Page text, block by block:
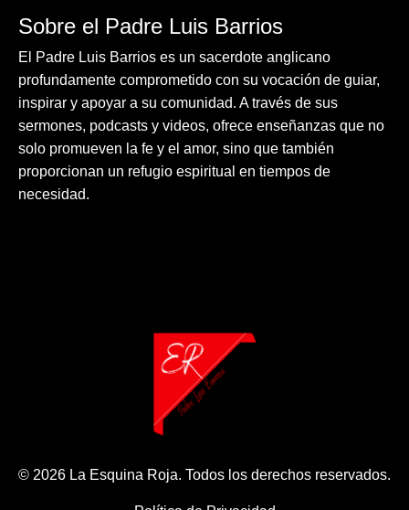
Sobre el Padre Luis Barrios
El Padre Luis Barrios es un sacerdote anglicano
profundamente comprometido con su vocación de guiar,
inspirar y apoyar a su comunidad. A través de sus
sermones, podcasts y videos, ofrece enseñanzas que no
solo promueven la fe y el amor, sino que también
proporcionan un refugio espiritual en tiempos de
necesidad.
© 2026 La Esquina Roja. Todos los derechos reservados.